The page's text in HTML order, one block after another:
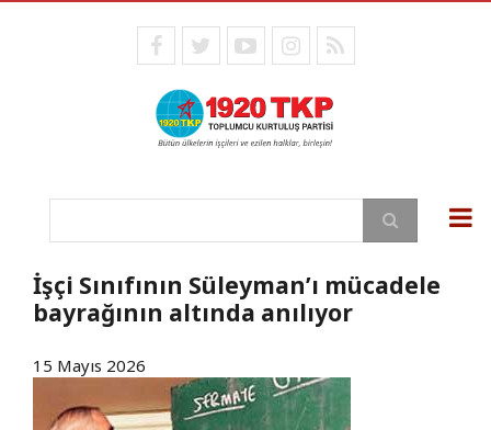
facebooktwitteryoutubeinstagram
RSS
Ara
İşçi Sınıfının Süleyman’ı mücadele
bayrağının altında anılıyor
15 Mayıs 2026